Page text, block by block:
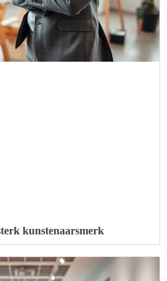
kunstenaarsmerk